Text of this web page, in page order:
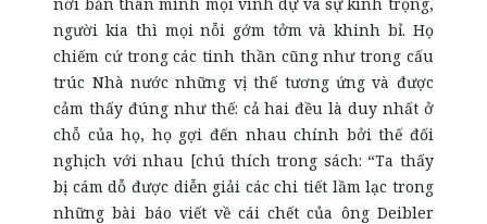
người kia thì mọi nỗi gớm tởm và khinh bỉ. Họ
chiếm cứ trong các tinh thần cũng như trong cấu
trúc Nhà nước những vị thế tương ứng và được
cảm thấy đúng như thế: cả hai đều là duy nhất ở
chỗ của họ, họ gợi đến nhau chính bởi thế đối
nghịch với nhau [chú thích trong sách: “Ta thấy
bị cám dỗ được diễn giải các chi tiết lầm lạc trong
những bài báo viết về cái chết của ông Deibler